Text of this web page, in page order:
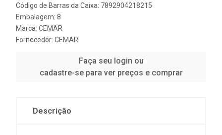
Código de Barras da Caixa: 7892904218215
Embalagem: 8
Marca: CEMAR
Fornecedor: CEMAR
Faça seu login ou
cadastre-se para ver preços e comprar
Descrição